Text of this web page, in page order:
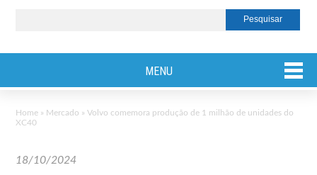
MENU
Home » Mercado »Volvo comemora produção de 1 milhão de unidades do
XC40
18/10/2024